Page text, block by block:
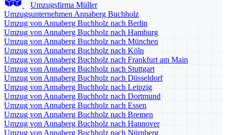
Umzugsfirma Müller
Umzugsunternehmen Annaberg Buchholz
Umzug von Annaberg Buchholz nach Berlin
Umzug von Annaberg Buchholz nach Hamburg
Umzug von Annaberg Buchholz nach München
Umzug von Annaberg Buchholz nach Köln
Umzug von Annaberg Buchholz nach Frankfurt am Main
Umzug von Annaberg Buchholz nach Stuttgart
Umzug von Annaberg Buchholz nach Düsseldorf
Umzug von Annaberg Buchholz nach Leipzig
Umzug von Annaberg Buchholz nach Dortmund
Umzug von Annaberg Buchholz nach Essen
Umzug von Annaberg Buchholz nach Bremen
Umzug von Annaberg Buchholz nach Hannover
Umzug von Annaberg Buchholz nach Nürnberg